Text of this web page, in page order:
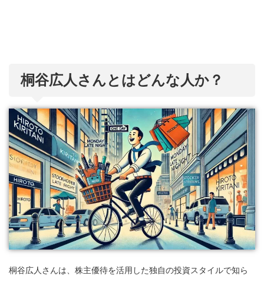
桐谷広人さんとはどんな人か？
桐谷広人さんは、株主優待を活用した独自の投資スタイルで知ら